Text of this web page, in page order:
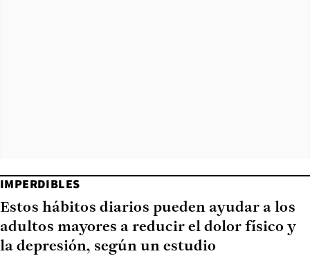
IMPERDIBLES
Estos hábitos diarios pueden ayudar a los
adultos mayores a reducir el dolor físico y
la depresión, según un estudio